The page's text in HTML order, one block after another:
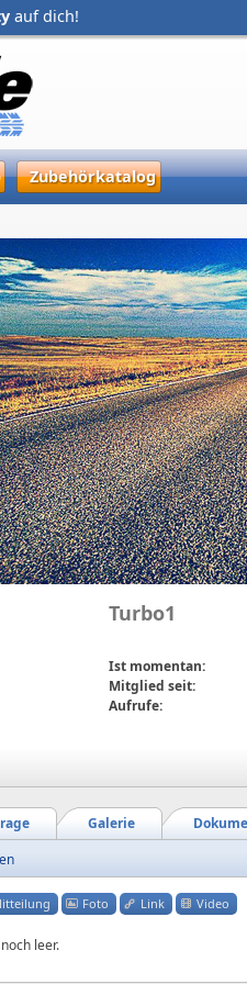
auf dich!
Zubehörkatalog
Turbo1
Ist momentan:
Mitglied seit:
Aufrufe:
Galerie
Foto Link Video
leer.